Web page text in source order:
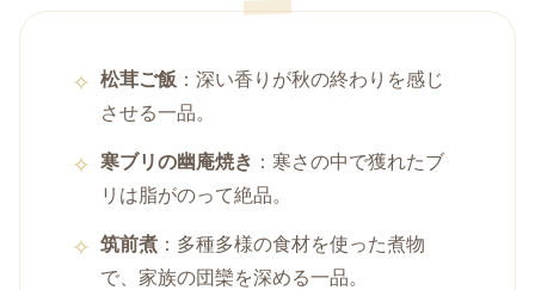
松茸ご飯 ：深い香りが秋の終わりを感じ
させる一品。
寒ブリの幽庵焼き ：寒さの中で獲れたブ
リは脂がのって絶品。
筑前煮 ：多種多様の食材を使った煮物
で、家族の団欒を深める一品。